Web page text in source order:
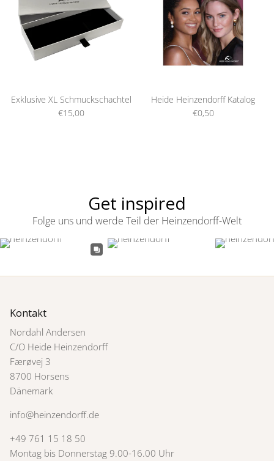
Exklusive XL Schmuckschachtel
€15,00
Heide Heinzendorff Katalog
€0,50
Get inspired
Folge uns und werde Teil der Heinzendorff-Welt
Kontakt
Nordahl Andersen
C/O Heide Heinzendorff
Færøvej 3
8700 Horsens
Dänemark
info@heinzendorff.de
+49 761 15 18 50
Montag bis Donnerstag 9.00-16.00 Uhr